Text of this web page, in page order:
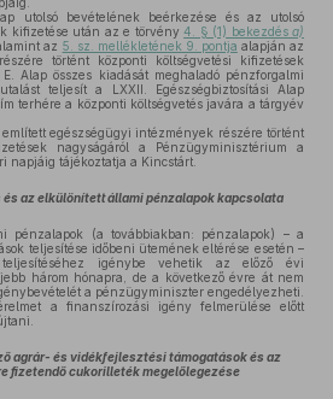
utolsó bevételének beérkezése és az utolsó
kifizetése után az e törvény 4. § (1) bekezdés a)
az 5. sz. mellékletének 9. pontja alapján az
történt központi költségvetési kifizetések
Alap összes kiadását meghaladó pénzforgalmi
teljesít a LXXII. Egészségbiztosítási Alap
terhére a központi költségvetés javára a tárgyév
említett egészségügyi intézmények részére történt
nagyságáról a Pénzügyminisztérium a
napjáig tájékoztatja a Kincstárt.
az elkülönített állami pénzalapok kapcsolata
pénzalapok (a továbbiakban: pénzalapok) – a
teljesítése időbeni ütemének eltérése esetén –
igénybe vehetik az előző évi
három hónapra, de a következő évre át nem
a pénzügyminiszter engedélyezheti.
a finanszírozási igény felmerülése előtt
agrár- és vidékfejlesztési támogatások és az
fizetendő cukorilleték megelőlegezése